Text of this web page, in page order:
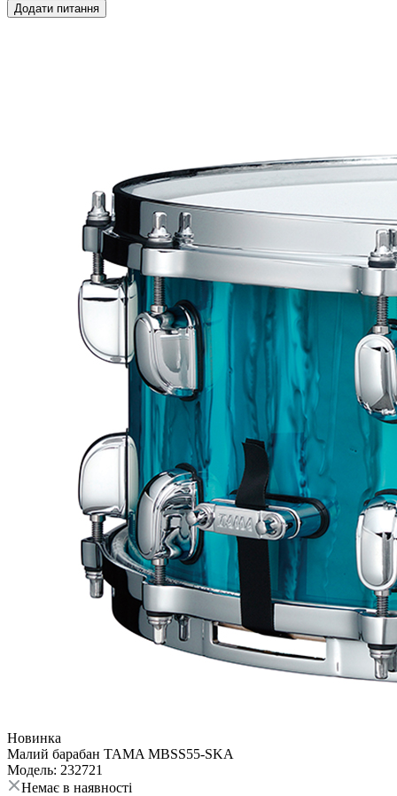
Додати питання
Новинка
Малий барабан TAMA MBSS55-SKA
Модель: 232721
Немає в наявності